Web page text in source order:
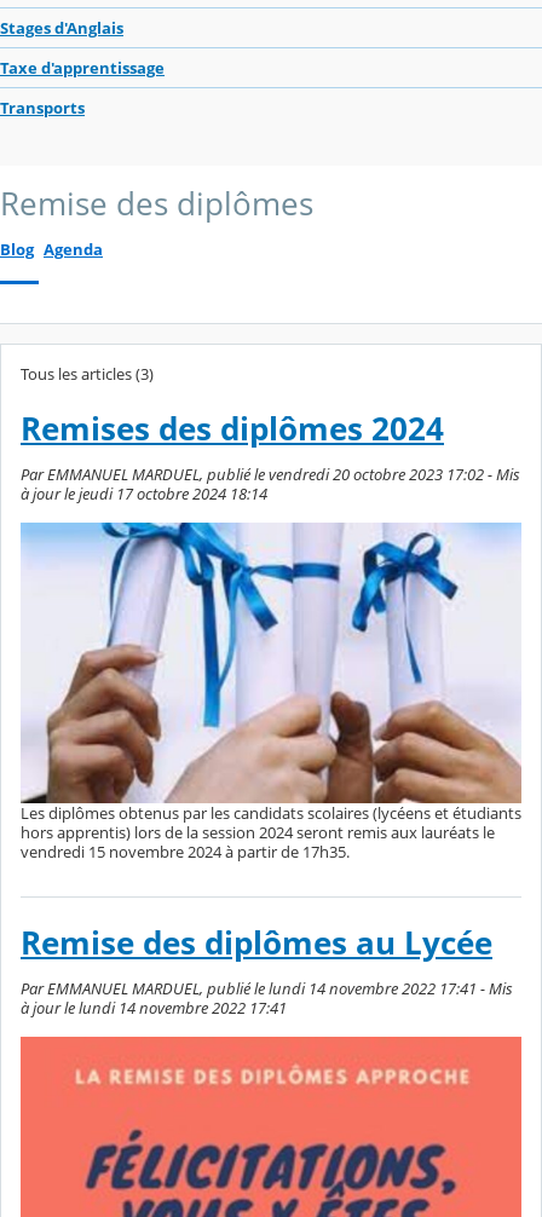
Stages d'Anglais
Taxe d'apprentissage
Transports
Remise des diplômes
Blog Agenda
Tous les articles (3)
Remises des diplômes 2024
Par EMMANUEL MARDUEL, publié le vendredi 20 octobre 2023 17:02 - Mis
à jour le jeudi 17 octobre 2024 18:14
Les diplômes obtenus par les candidats scolaires (lycéens et étudiants
hors apprentis) lors de la session 2024 seront remis aux lauréats le
vendredi 15 novembre 2024 à partir de 17h35.
Remise des diplômes au Lycée
Par EMMANUEL MARDUEL, publié le lundi 14 novembre 2022 17:41 - Mis
à jour le lundi 14 novembre 2022 17:41